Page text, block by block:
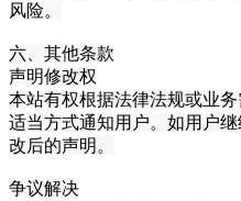
风险。
六、其他条款
声明修改权
本站有权根据法律法规或业
适当方式通知用户。如用户
改后的声明。
争议解决